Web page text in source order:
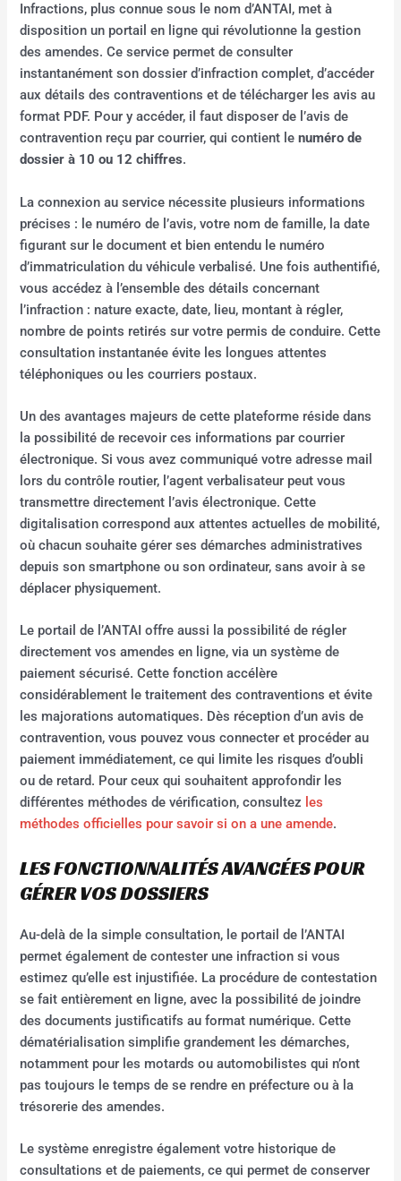
Infractions, plus connue sous le nom d’ANTAI, met à
disposition un portail en ligne qui révolutionne la gestion
des amendes. Ce service permet de consulter
instantanément son dossier d’infraction complet, d’accéder
aux détails des contraventions et de télécharger les avis au
format PDF. Pour y accéder, il faut disposer de l’avis de
contravention reçu par courrier, qui contient lenuméro de
dossier à 10 ou 12 chiffres.
La connexion au service nécessite plusieurs informations
précises : le numéro de l’avis, votre nom de famille, la date
figurant sur le document et bien entendu le numéro
d’immatriculation du véhicule verbalisé. Une fois authentifié,
vous accédez à l’ensemble des détails concernant
l’infraction : nature exacte, date, lieu, montant à régler,
nombre de points retirés sur votre permis de conduire. Cette
consultation instantanée évite les longues attentes
téléphoniques ou les courriers postaux.
Un des avantages majeurs de cette plateforme réside dans
la possibilité de recevoir ces informations par courrier
électronique. Si vous avez communiqué votre adresse mail
lors du contrôle routier, l’agent verbalisateur peut vous
transmettre directement l’avis électronique. Cette
digitalisation correspond aux attentes actuelles de mobilité,
où chacun souhaite gérer ses démarches administratives
depuis son smartphone ou son ordinateur, sans avoir à se
déplacer physiquement.
Le portail de l’ANTAI offre aussi la possibilité de régler
directement vos amendes en ligne, via un système de
paiement sécurisé. Cette fonction accélère
considérablement le traitement des contraventions et évite
les majorations automatiques. Dès réception d’un avis de
contravention, vous pouvez vous connecter et procéder au
paiement immédiatement, ce qui limite les risques d’oubli
ou de retard. Pour ceux qui souhaitent approfondir les
différentes méthodes de vérification, consultez les
méthodes officielles pour savoir si on a une amende.
LES FONCTIONNALITÉS AVANCÉES POUR
GÉRER VOS DOSSIERS
Au-delà de la simple consultation, le portail de l’ANTAI
permet également de contester une infraction si vous
estimez qu’elle est injustifiée. La procédure de contestation
se fait entièrement en ligne, avec la possibilité de joindre
des documents justificatifs au format numérique. Cette
dématérialisation simplifie grandement les démarches,
notamment pour les motards ou automobilistes qui n’ont
pas toujours le temps de se rendre en préfecture ou à la
trésorerie des amendes.
Le système enregistre également votre historique de
consultations et de paiements, ce qui permet de conserver